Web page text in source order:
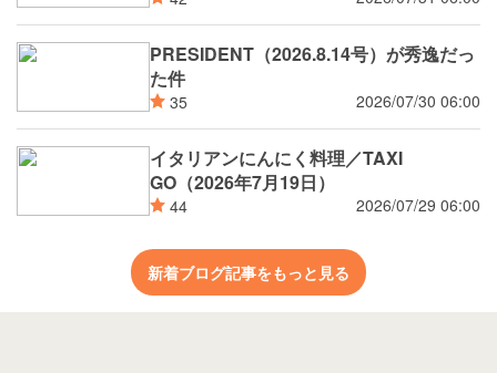
PRESIDENT（2026.8.14号）が秀逸だっ
た件
35 2026/07/30 06:00
イタリアンにんにく料理／TAXI
GO（2026年7月19日）
44 2026/07/29 06:00
新着ブログ記事をもっと見る